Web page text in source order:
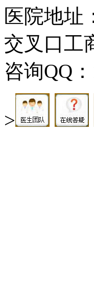
医院地址
交叉口工
咨询QQ
>